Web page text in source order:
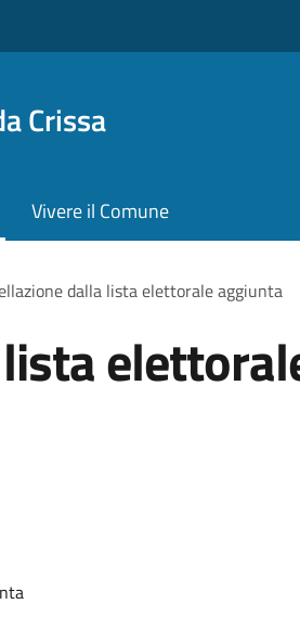
Crissa
Vivere il Comune
dalla lista elettorale aggiunta